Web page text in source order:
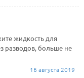
жидкость для
разводов, больше не
16 августа 2019